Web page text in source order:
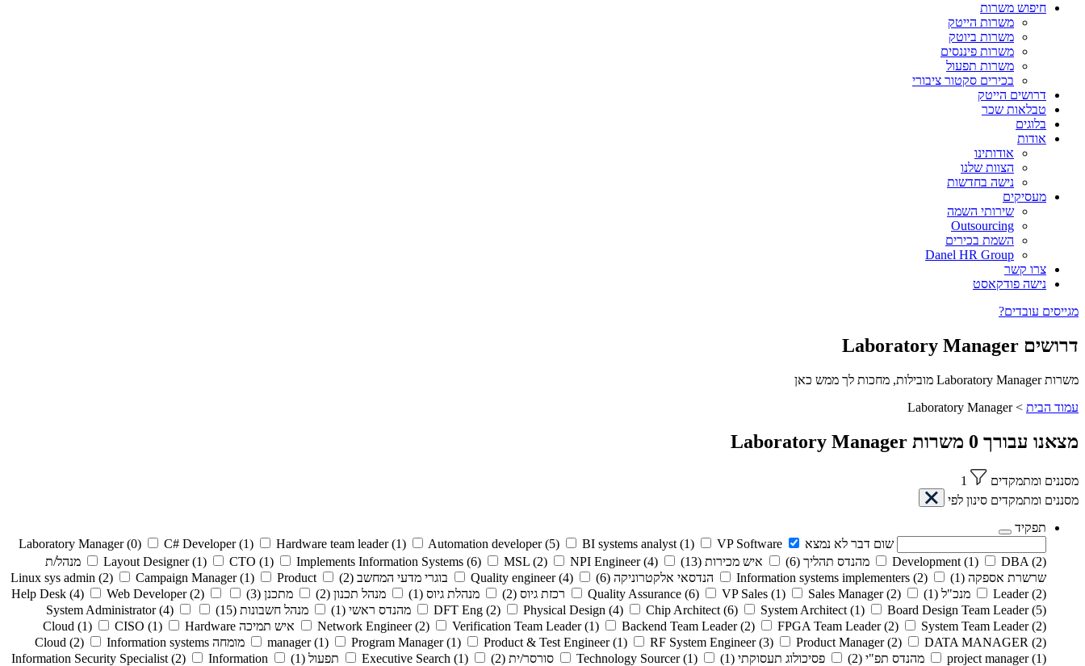
חיפוש משרות
משרות הייטק
משרות ביוטק
משרות פיננסים
משרות תפעול
בכירים סקטור ציבורי
דרושים הייטק
טבלאות שכר
בלוגים
אודות
אודותינו
הצוות שלנו
נישה בחדשות
מעסיקים
שירותי השמה
Outsourcing
השמת בכירים
Danel HR Group
צרו קשר
נישה פודקאסט
מגייסים עובדים?
דרושים Laboratory Manager
משרות Laboratory Manager מובילות, מחכות לך ממש כאן
עמוד הבית >
Laboratory Manager
מצאנו עבורך 0 משרות Laboratory Manager
מסננים ומתמקדים
1
מסננים ומתמקדים סינון לפי
תפקיד
שום דבר לא נמצא
Laboratory Manager (0) C# Developer (1) Hardware team leader (1) Automation developer (5) BI systems analyst (1)
VP Software
Development (1) DBA (2) מהנדס תהליך (6) איש מכירות (13)
Layout Designer (1) CTO (1) Implements Information Systems (6) MSL (2) NPI Engineer (4)
מנהל/ת
שרשרת אספקה (1)
Information systems implementers (2) הנדסאי אלקטרוניקה (6)
Quality engineer (4) בוגרי מדעי המחשב (2)
Linux sys admin (2) Campaign Manager (1)
Product
Leader (2) מנכ"ל (1)
Quality Assurance (6) VP Sales (1) Sales Manager (2) רכזת גיוס (2) מנהלת גיוס (1) מנהל תכנון (2) מתכנן (3)
Help Desk (4) Web Developer (2)
DFT Eng (2) Physical Design (4) Chip Architect (6) System Architect (1) Board Design Team Leader (5) מהנדס ראשי (1) מנהל חשבונות (15)
System Administrator (4)
Network Engineer (2) Verification Team Leader (1) Backend Team Leader (2) FPGA Team Leader (2) System Team Leader (2) איש תמיכה Cloud (1) CISO (1)
Hardware
manager (1) Program Manager (1) Product & Test Engineer (1) RF System Engineer (3) Product Manager (2) DATA MANAGER (2) מומחה Cloud (2)
Information systems
project manager (1) מהנדס תפ"י (2) פסיכולוג תעסוקתי (1)
Technology Sourcer (1) סורסר/ית (2)
Executive Search (1) תפעול (1)
Information Security Specialist (2)
Information